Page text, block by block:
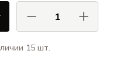
15 шт.